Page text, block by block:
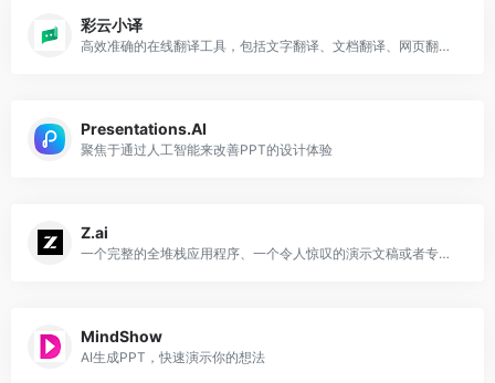
彩云小译
高效准确的在线翻译工具，包括文字翻译、文档翻译、网页翻译、术语库、浏览器插件和双语对照服务
Presentations.AI
聚焦于通过人工智能来改善PPT的设计体验
Z.ai
一个完整的全堆栈应用程序、一个令人惊叹的演示文稿或者专业级的写作ーー然后立即得到结果
MindShow
AI生成PPT，快速演示你的想法